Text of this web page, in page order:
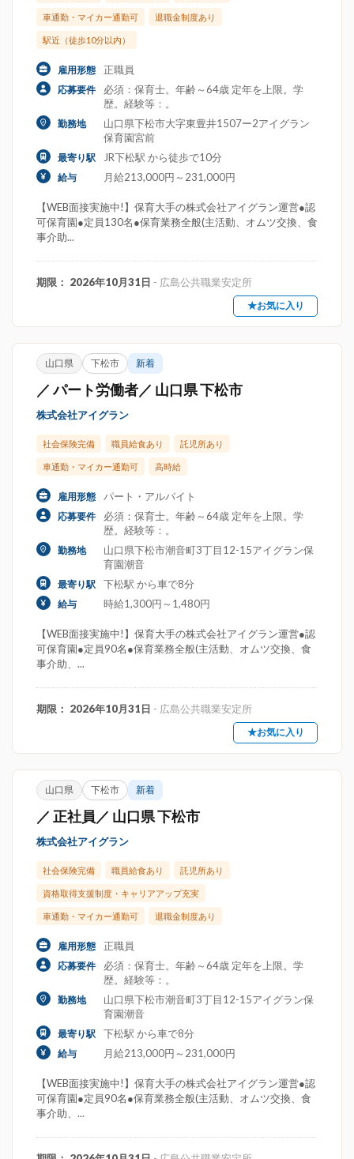
車通勤・マイカー通勤可 退職金制度あり
駅近（徒歩10分以内）
雇用形態 正職員
応募要件
必須：保育士。年齢～64歳 定年を上限。学
歴。経験等：。
勤務地
山口県下松市大字東豊井1507ー2アイグラン
保育園宮前
最寄り駅 JR下松駅 から徒歩で10分
給与 月給213,000円～231,000円
【WEB面接実施中!】保育大手の株式会社アイグラン運営●認
可保育園●定員130名●保育業務全般(主活動、オムツ交換、食
事介助...
期限： 2026年10月31日 - 広島公共職業安定所
★お気に入り
山口県 下松市 新着
／ パート労働者／ 山口県 下松市
株式会社アイグラン
社会保険完備 職員給食あり 託児所あり
車通勤・マイカー通勤可 高時給
雇用形態 パート・アルバイト
応募要件
必須：保育士。年齢～64歳 定年を上限。学
歴。経験等：。
勤務地
山口県下松市潮音町3丁目12-15アイグラン保
育園潮音
最寄り駅 下松駅 から車で8分
給与 時給1,300円～1,480円
【WEB面接実施中!】保育大手の株式会社アイグラン運営●認
可保育園●定員90名●保育業務全般(主活動、オムツ交換、食
事介助、...
期限： 2026年10月31日 - 広島公共職業安定所
★お気に入り
山口県 下松市 新着
／ 正社員／ 山口県 下松市
株式会社アイグラン
社会保険完備 職員給食あり 託児所あり
資格取得支援制度・キャリアアップ充実
車通勤・マイカー通勤可 退職金制度あり
雇用形態 正職員
応募要件
必須：保育士。年齢～64歳 定年を上限。学
歴。経験等：。
勤務地
山口県下松市潮音町3丁目12-15アイグラン保
育園潮音
最寄り駅 下松駅 から車で8分
給与 月給213,000円～231,000円
【WEB面接実施中!】保育大手の株式会社アイグラン運営●認
可保育園●定員90名●保育業務全般(主活動、オムツ交換、食
事介助、...